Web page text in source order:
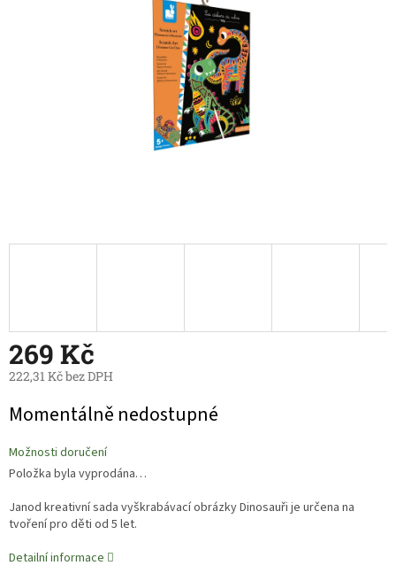
269 Kč
222,31 Kč bez DPH
cena:
Momentálně nedostupné
Možnosti doručení
Položka byla vyprodána…
Janod kreativní sada vyškrabávací obrázky Dinosauři je určena na
tvoření pro děti od 5 let.
Detailní informace